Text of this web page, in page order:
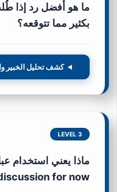
ما هو أفضل رد إذا
بكثير مما تتوقعه؟
كشف تحليل الخبير
LEVEL 3
for now”?